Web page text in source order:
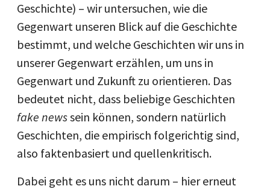
Geschichte) – wir untersuchen, wie die
Gegenwart unseren Blick auf die Geschichte
bestimmt, und welche Geschichten wir uns in
unserer Gegenwart erzählen, um uns in
Gegenwart und Zukunft zu orientieren. Das
bedeutet nicht, dass beliebige Geschichten
fake newssein können, sondern natürlich
Geschichten, die empirisch folgerichtig sind,
also faktenbasiert und quellenkritisch.
Dabei geht es uns nicht darum – hier erneut